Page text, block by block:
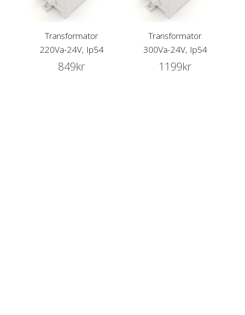
Transformator
220Va-24V, Ip54
849kr
Transformator
300Va-24V, Ip54
1199kr